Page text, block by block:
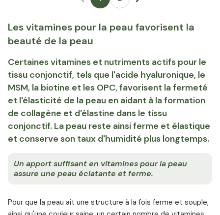
Les vitamines pour la peau favorisent la
beauté de la peau
Certaines vitamines et nutriments actifs pour le
tissu conjonctif, tels que l'acide hyaluronique, le
MSM, la biotine et les OPC, favorisent la fermeté
et l'élasticité de la peau en aidant à la formation
de collagène et d'élastine dans le tissu
conjonctif. La peau reste ainsi ferme et élastique
et conserve son taux d'humidité plus longtemps.
Un apport suffisant en vitamines pour la peau
assure une peau éclatante et ferme.
Pour que la peau ait une structure à la fois ferme et souple,